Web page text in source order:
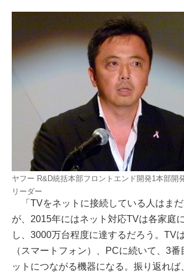
ヤフー R&D統括本部フロントエンド開発1本部開
リーダー
「TVをネットに接続している人はま
が、2015年にはネット対応TVは各家庭
し、3000万台程度に達するだろう。TV
（スマートフォン）、PCに続いて、3
ットにつながる機器になる。振り返れば